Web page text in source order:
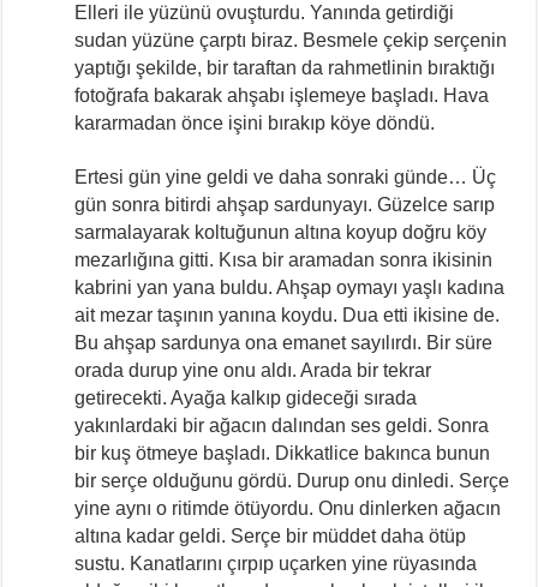
Elleri ile yüzünü ovuşturdu. Yanında getirdiği
sudan yüzüne çarptı biraz. Besmele çekip serçenin
yaptığı şekilde, bir taraftan da rahmetlinin bıraktığı
fotoğrafa bakarak ahşabı işlemeye başladı. Hava
kararmadan önce işini bırakıp köye döndü.
Ertesi gün yine geldi ve daha sonraki günde… Üç
gün sonra bitirdi ahşap sardunyayı. Güzelce sarıp
sarmalayarak koltuğunun altına koyup doğru köy
mezarlığına gitti. Kısa bir aramadan sonra ikisinin
kabrini yan yana buldu. Ahşap oymayı yaşlı kadına
ait mezar taşının yanına koydu. Dua etti ikisine de.
Bu ahşap sardunya ona emanet sayılırdı. Bir süre
orada durup yine onu aldı. Arada bir tekrar
getirecekti. Ayağa kalkıp gideceği sırada
yakınlardaki bir ağacın dalından ses geldi. Sonra
bir kuş ötmeye başladı. Dikkatlice bakınca bunun
bir serçe olduğunu gördü. Durup onu dinledi. Serçe
yine aynı o ritimde ötüyordu. Onu dinlerken ağacın
altına kadar geldi. Serçe bir müddet daha ötüp
sustu. Kanatlarını çırpıp uçarken yine rüyasında